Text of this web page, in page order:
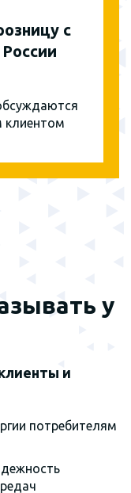
с
клиентом
у
и
потребителям